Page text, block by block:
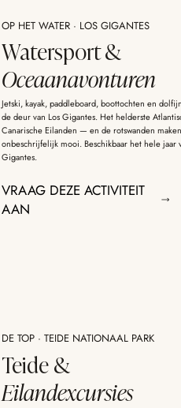
OP HET WATER · LOS GIGANTES
Watersport &
Oceaanavonturen
Jetski, kayak, paddleboard, boottochten en
de deur van Los Gigantes. Het helderste
Canarische Eilanden — en de rotswanden
onbeschrijfelijk mooi. Beschikbaar het hele jaar
Gigantes.
VRAAG DEZE ACTIVITEIT
AAN
DE TOP · TEIDE NATIONAAL PARK
Teide &
Eilandexcursies